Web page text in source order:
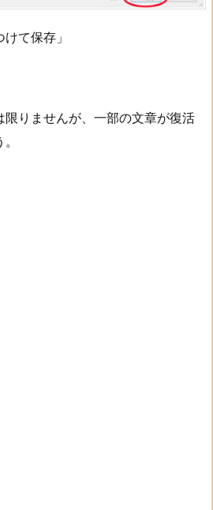
て保存」
限りませんが、一部の文章が復活